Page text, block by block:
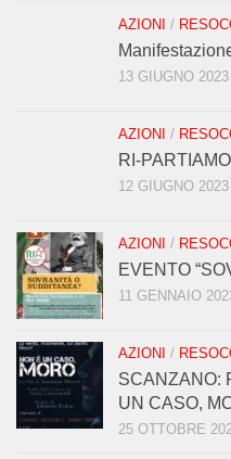
AZIONI /
13 GIUGNO 2023
AZIONI /
RI-
12 GIUGNO 2023
AZIONI /
EVENTO
11 GENNAIO
AZIONI /
SCANZANO:
UN CASO,
25 OTTOBRE